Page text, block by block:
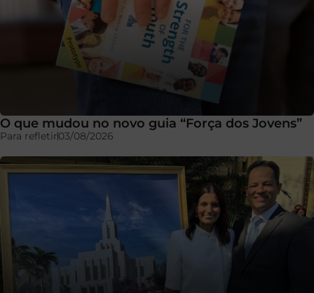
O que mudou no novo guia “Força dos Jovens”
Para refletir03/08/2026